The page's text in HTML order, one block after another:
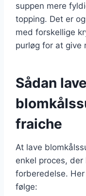
suppen mere
topping. Det er
med forskellige
purløg for at give
Sådan
fraiche
At lave
enkel proces,
forberedelse.
følge: